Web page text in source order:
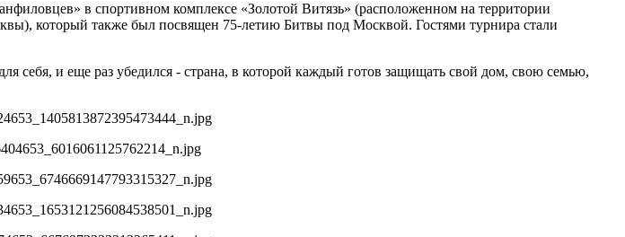
в спортивном комплексе «Золотой Витязь» (расположенном на территории
который также был посвящен 75-летию Битвы под Москвой. Гостями турнира стали
себя, и еще раз убедился - страна, в которой каждый готов защищать свой дом, свою семью,